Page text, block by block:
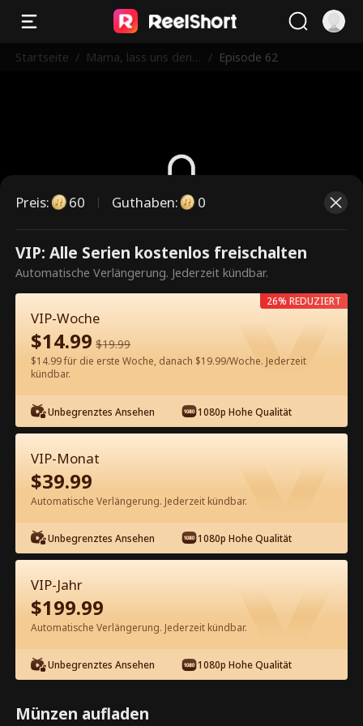
Startseite / Mama, lass uns den
/ Episode 62
Dies ist eine kostenpflichtige
Episode. Bitte entsperren, um
weiterzusehen.
60Jetzt entsperren
Kostenlos in der App ansehen
Episode 62 - Mama, lass uns den
Hochstapler rausschmeißen
Kompletter Film
1-50 51-75
62 63 65 66
Preis: 60 Guthaben: 0
VIP: Alle Serien kostenlos freischalten
Automatische Verlängerung. Jederzeit kündbar.
VIP-Woche
$14.99 $19.99
$14.99 für die erste Woche, danach $19.99/Woche. Jederzeit
kündbar.
Unbegrenztes Ansehen 1080p Hohe Qualität
26% REDUZIERT
VIP-Monat
$39.99
Automatische Verlängerung. Jederzeit kündbar.
Unbegrenztes Ansehen 1080p Hohe Qualität
VIP-Jahr
$199.99
Automatische Verlängerung. Jederzeit kündbar.
Unbegrenztes Ansehen 1080p Hohe Qualität
Münzen aufladen